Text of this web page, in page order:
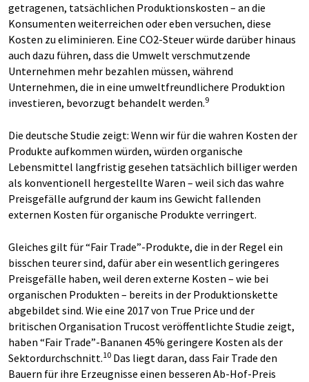
getragenen, tatsächlichen Produktionskosten – an die
Konsumenten weiterreichen oder eben versuchen, diese
Kosten zu eliminieren. Eine CO2-Steuer würde darüber hinaus
auch dazu führen, dass die Umwelt verschmutzende
Unternehmen mehr bezahlen müssen, während
Unternehmen, die in eine umweltfreundlichere Produktion
investieren, bevorzugt behandelt werden.9
Die deutsche Studie zeigt: Wenn wir für die wahren Kosten der
Produkte aufkommen würden, würden organische
Lebensmittel langfristig gesehen tatsächlich billiger werden
als konventionell hergestellte Waren – weil sich das wahre
Preisgefälle aufgrund der kaum ins Gewicht fallenden
externen Kosten für organische Produkte verringert.
Gleiches gilt für “Fair Trade”-Produkte, die in der Regel ein
bisschen teurer sind, dafür aber ein wesentlich geringeres
Preisgefälle haben, weil deren externe Kosten – wie bei
organischen Produkten – bereits in der Produktionskette
abgebildet sind. Wie eine 2017 von True Price und der
britischen Organisation Trucost veröffentlichte Studie zeigt,
haben “Fair Trade”-Bananen 45% geringere Kosten als der
Sektordurchschnitt.10 Das liegt daran, dass Fair Trade den
Bauern für ihre Erzeugnisse einen besseren Ab-Hof-Preis